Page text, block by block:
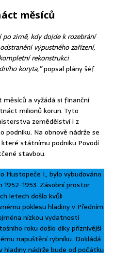
měsíců
zimě, kdy dojde k rozebrání
výpustného zařízení,
rekonstrukci
koryta,”popsal plány šéf
a vyžádá si finanční
milionů korun. Tyto
zemědělství i z
Na obnově nádrže se
státnímu podniku Povodí
stavbou.
Hustopeče I., bylo vybudováno
1953. Zásobní prostor
letech došlo kvůli
poklesu hladiny v Předním
nízkou vydatností
roku došlo díky příznivější
napuštění rybníku. Dokládá
nádrže bude od počátku